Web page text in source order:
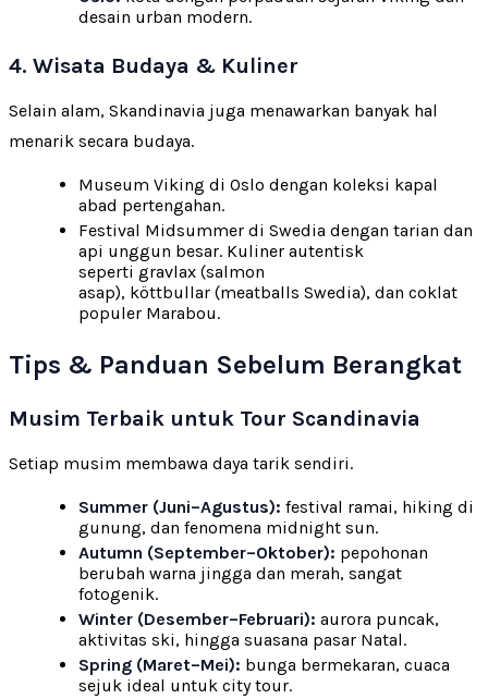
desain urban modern.
4. Wisata Budaya & Kuliner
Selain alam, Skandinavia juga menawarkan banyak hal
menarik secara budaya.
Museum Viking di Oslo dengan koleksi kapal
abad pertengahan.
Festival Midsummer di Swedia dengan tarian dan
api unggun besar. Kuliner autentisk
seperti gravlax (salmon
asap), köttbullar (meatballs Swedia), dan coklat
populer Marabou.
Tips & Panduan Sebelum Berangkat
Musim Terbaik untuk Tour Scandinavia
Setiap musim membawa daya tarik sendiri.
Summer (Juni–Agustus): festival ramai, hiking di
gunung, dan fenomena midnight sun.
Autumn (September–Oktober): pepohonan
berubah warna jingga dan merah, sangat
fotogenik.
Winter (Desember–Februari): aurora puncak,
aktivitas ski, hingga suasana pasar Natal.
Spring (Maret–Mei): bunga bermekaran, cuaca
sejuk ideal untuk city tour.